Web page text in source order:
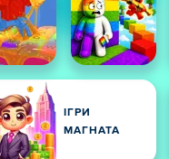
ІГРИ
МАГНАТА